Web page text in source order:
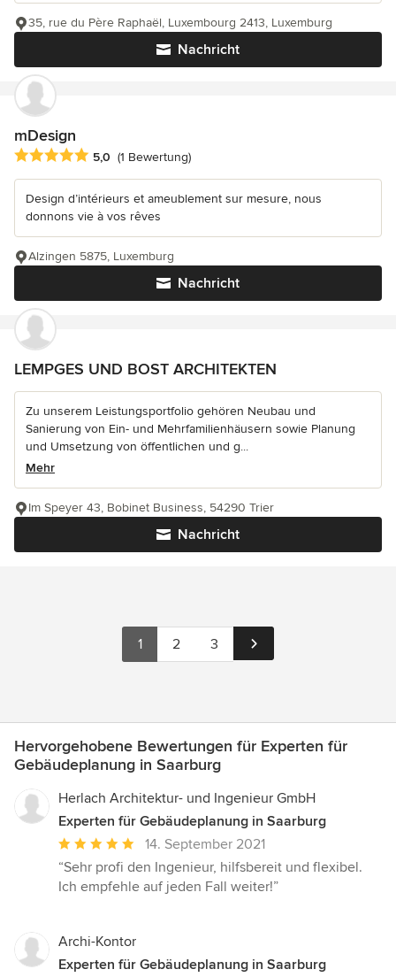
Nachricht
35, rue du Père Raphaël, Luxembourg 2413, Luxemburg
mDesign
Durchschnittliche Bewertung: 5 von 5 Sternen
5,0 (1 Bewertung)
Design d’intérieurs et ameublement sur mesure, nous
donnons vie à vos rêves
Nachricht
Alzingen 5875, Luxemburg
LEMPGES UND BOST ARCHITEKTEN
Zu unserem Leistungsportfolio gehören Neubau und
Sanierung von Ein- und Mehrfamilienhäusern sowie Planung
und Umsetzung von öffentlichen und g...
Mehr
Nachricht
Im Speyer 43, Bobinet Business, 54290 Trier
1 2 3
Hervorgehobene Bewertungen für Experten für
Gebäudeplanung in Saarburg
Herlach Architektur- und Ingenieur GmbH
Experten für Gebäudeplanung in Saarburg
Durchschnittliche
Bewertung:
5
Sternen
14. September 2021
“Sehr profi den Ingenieur, hilfsbereit und flexibel.
Ich empfehle auf jeden Fall weiter!”
Archi-Kontor
Experten für Gebäudeplanung in Saarburg